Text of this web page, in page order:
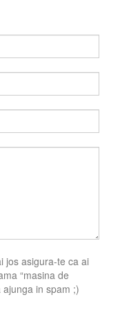
jos asigura-te ca ai
“masina de
in spam ;)